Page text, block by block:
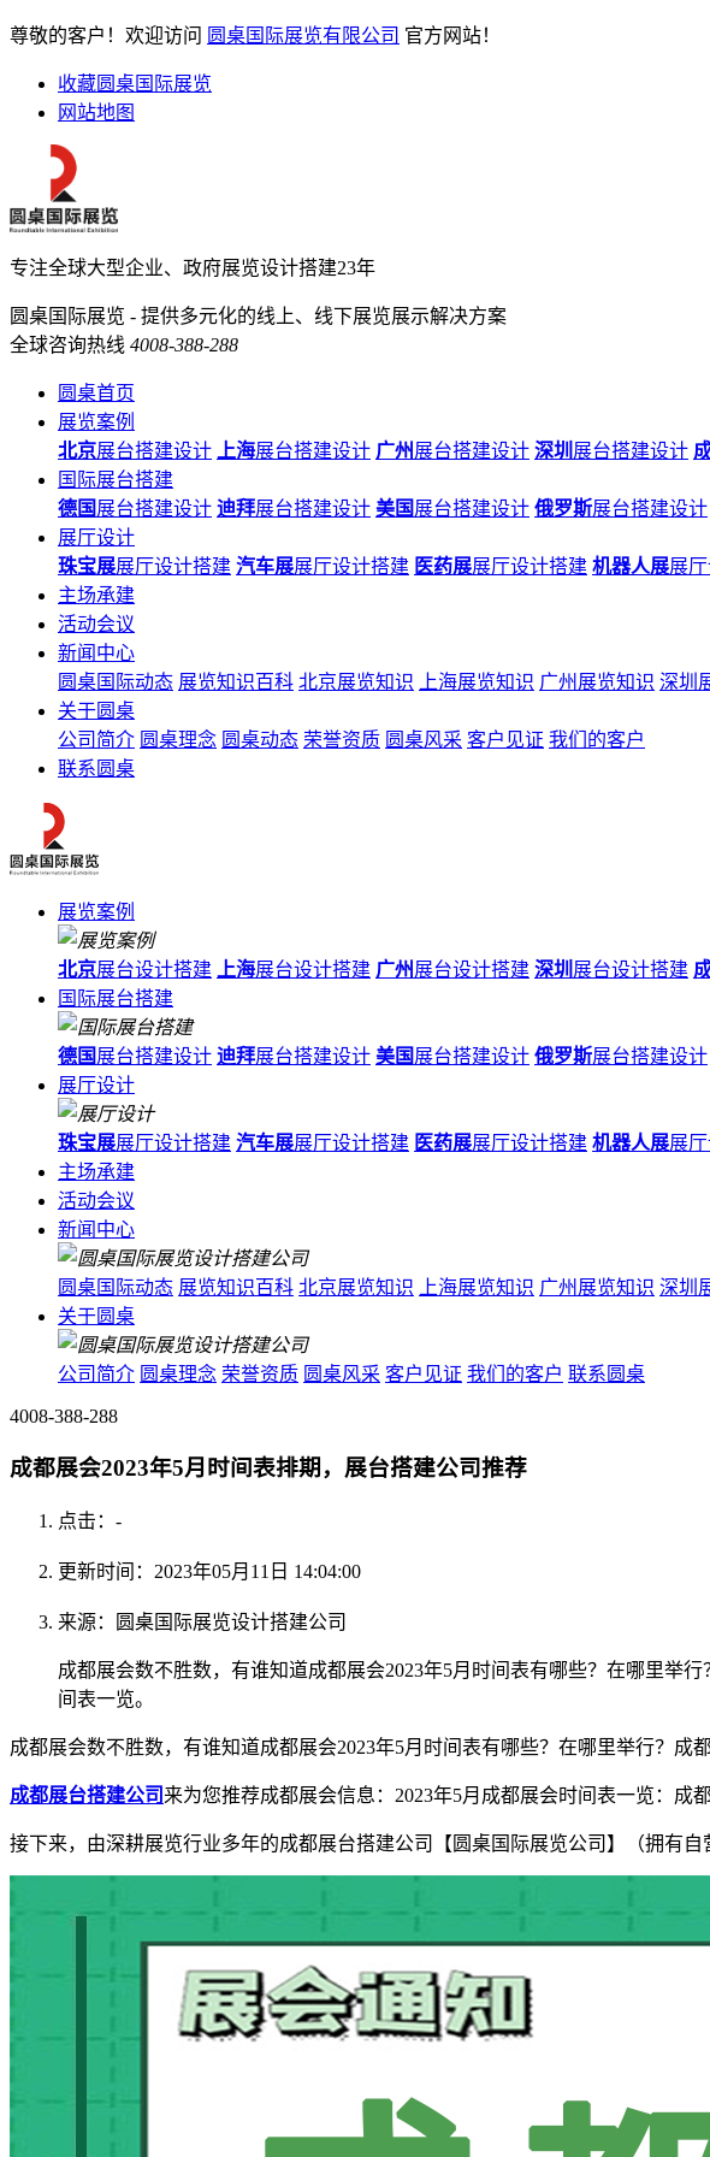
尊敬的客户！欢迎访问 圆桌国际展览有限公司 官方网站！
收藏圆桌国际展览
网站地图
专注全球大型企业、政府展览设计搭建23年
圆桌国际展览 - 提供多元化的线上、线下展览展示解决方案
全球咨询热线 4008-388-288
圆桌首页
展览案例
北京展台搭建设计 上海展台搭建设计 广州展台搭建设计 深圳 展台搭建设计
国际展台搭建
德国 展台搭建设计 迪拜展台搭建设计 美国 展台搭建设计 俄罗斯展台搭建设计
展厅设计
珠宝展展厅设计搭建 汽车展展厅设计搭建 医药展展厅设计搭建 机器人展展
主场承建
活动会议
新闻中心
圆桌国际动态 展览知识百科 北京展览知识 上海展览知识 广州展览知识 深圳
关于圆桌
公司简介 圆桌理念 圆桌动态 荣誉资质 圆桌风采 客户见证 我们的客户
联系圆桌
展览案例
北京展台设计搭建 上海展台设计搭建 广州展台设计搭建 深圳 展台设计搭建
国际展台搭建
德国 展台搭建设计 迪拜展台搭建设计 美国 展台搭建设计 俄罗斯展台搭建设计
展厅设计
珠宝展展厅设计搭建 汽车展展厅设计搭建 医药展展厅设计搭建 机器人展展
主场承建
活动会议
新闻中心
圆桌国际动态 展览知识百科 北京展览知识 上海展览知识 广州展览知识 深圳
关于圆桌
公司简介 圆桌理念 荣誉资质 圆桌风采 客户见证 我们的客户 联系圆桌
4008-388-288
成都展会2023年5月时间表排期，展台搭建公司推荐
点击： -
更新时间：2023年05月11日 14:04:00
来源：圆桌国际展览设计搭建公司
成都展会数不胜数，有谁知道成都展会2023年5月时间表有哪些？在哪里举
间表一览。
成都展会数不胜数，有谁知道成都展会2023年5月时间表有哪些？在哪里举行？成
成都展台搭建公司 来为您推荐成都展会信息：2023年5月成都展会时间表一览：成
接下来，由深耕展览行业多年的成都展台搭建公司【圆桌国际展览公司】（拥有